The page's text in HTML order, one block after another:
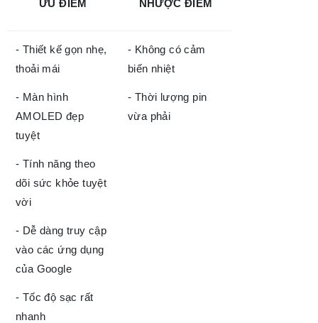
ƯU ĐIỂM NHƯỢC ĐIỂM
- Thiết kế gọn nhẹ,
thoải mái
- Màn hình
AMOLED đẹp
tuyệt
- Tính năng theo
dõi sức khỏe tuyệt
vời
- Dễ dàng truy cập
vào các ứng dụng
của Google
- Tốc độ sạc rất
nhanh
- Không có cảm
biến nhiệt
- Thời lượng pin
vừa phải